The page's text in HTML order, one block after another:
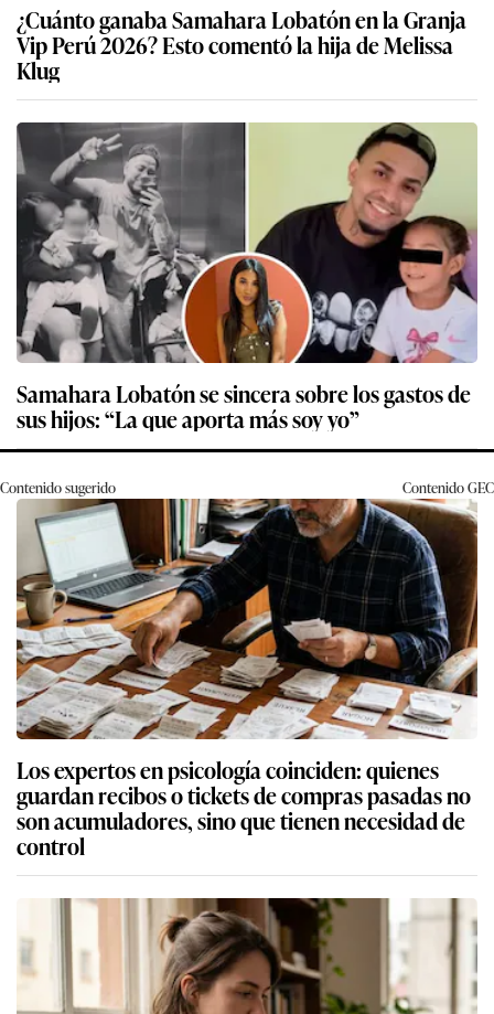
¿Cuánto ganaba Samahara Lobatón en la Granja
Vip Perú 2026? Esto comentó la hija de Melissa
Klug
Samahara Lobatón se sincera sobre los gastos de
sus hijos: “La que aporta más soy yo”
Contenido sugerido ContenidoGEC
Los expertos en psicología coinciden: quienes
guardan recibos o tickets de compras pasadas no
son acumuladores, sino que tienen necesidad de
control